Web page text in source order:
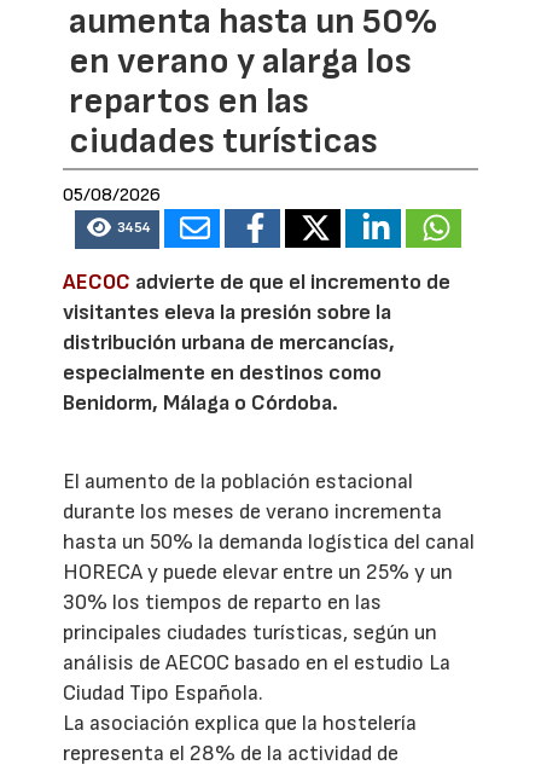
aumenta hasta un 50%
en verano y alarga los
repartos en las
ciudades turísticas
05/08/2026
3454
AECOC advierte de que el incremento de
visitantes eleva la presión sobre la
distribución urbana de mercancías,
especialmente en destinos como
Benidorm, Málaga o Córdoba.
El aumento de la población estacional
durante los meses de verano incrementa
hasta un 50% la demanda logística del canal
HORECA y puede elevar entre un 25% y un
30% los tiempos de reparto en las
principales ciudades turísticas, según un
análisis de AECOC basado en el estudio La
Ciudad Tipo Española.
La asociación explica que la hostelería
representa el 28% de la actividad de